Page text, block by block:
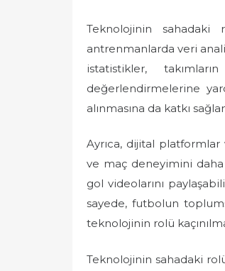
Teknolojinin sahadaki
antrenmanlarda veri
istatistikler,
değerlendirmelerine
alınmasına da katkı
Ayrıca, dijital
ve maç deneyimini daha
gol videolarını
sayede, futbolun
teknolojinin rolü
Teknolojinin sahadaki